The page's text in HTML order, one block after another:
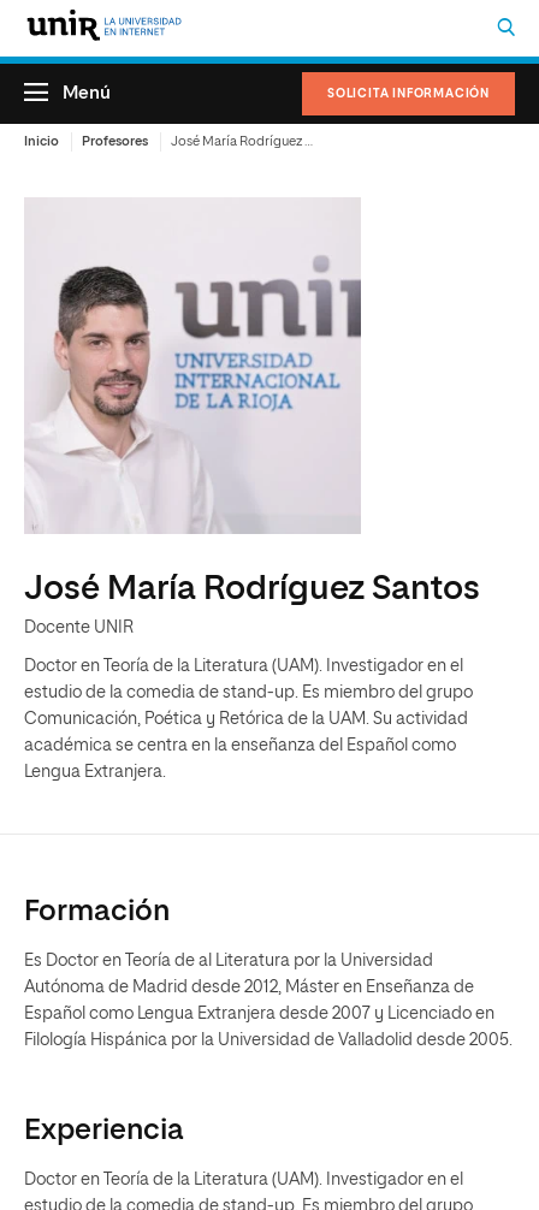
SOLICITA INFORMACIÓN
Menú
Inicio Profesores
José María Rodríguez Santos
Docente UNIR
Doctor en Teoría de la Literatura (UAM). Investigador en el
estudio de la comedia de stand-up. Es miembro del grupo
Comunicación, Poética y Retórica de la UAM. Su actividad
académica se centra en la enseñanza del Español como
Lengua Extranjera.
Formación
Es Doctor en Teoría de al Literatura por la Universidad
Autónoma de Madrid desde 2012, Máster en Enseñanza de
Español como Lengua Extranjera desde 2007 y Licenciado en
Filología Hispánica por la Universidad de Valladolid desde 2005.
Experiencia
Doctor en Teoría de la Literatura (UAM). Investigador en el
estudio de la comedia de stand-up. Es miembro del grupo